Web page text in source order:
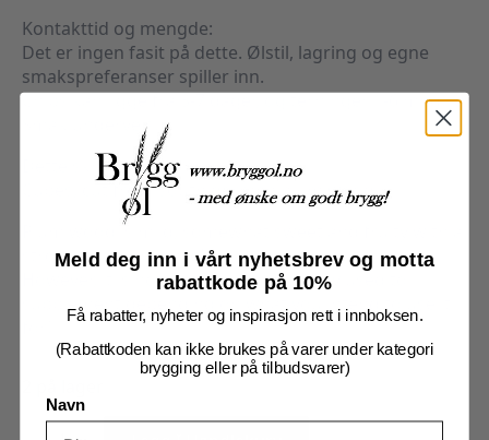
Kontakttid og mengde:
Det er ingen fasit på dette. Ølstil, lagring og egne
smakspreferanser spiller inn.
Chips kan ligge fra 3-7 dager, og terninger 1-6 mnd.
Smak underveis.
Dette skriver leverandøren:
Cubes, cut from south german plum wood
Plum wood is mild, somewhat sweet and fruity with a
strong colour release!
However, it is not dominant and is only used to
supplement depending on what you intend to use it
100g
Meld deg inn i vårt nyhetsbrev og motta
rabattkode på 10%
Få rabatter, nyheter og inspirasjon rett i innboksen.
(Rabattkoden kan ikke brukes på varer under kategori
brygging eller på tilbudsvarer)
Navn